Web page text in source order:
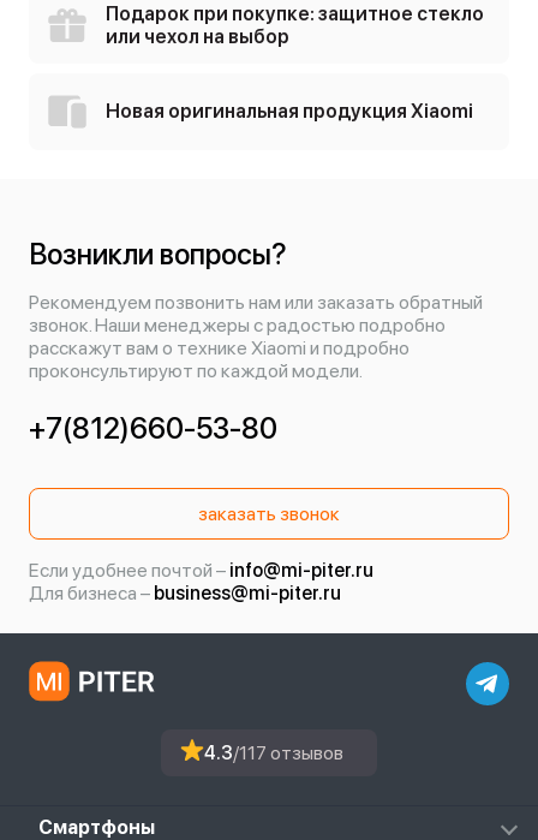
Подарок при покупке: защитное стекло
или чехол на выбор
Новая оригинальная продукция Xiaomi
Возникли вопросы?
Рекомендуем позвонить нам или заказать обратный
звонок. Наши менеджеры с радостью подробно
расскажут вам о технике Xiaomi и подробно
проконсультируют по каждой модели.
+7(812)660-53-80
заказать звонок
Если удобнее почтой – info@mi-piter.ru
Для бизнеса – business@mi-piter.ru
4.3/117 отзывов
Смартфоны